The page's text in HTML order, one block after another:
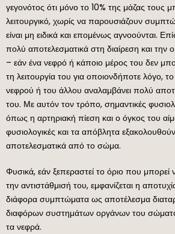
γεγονότος ότι μόνο το 10% της μάζας τους
λειτουργικό, χωρίς να παρουσιάζουν
είναι μη ειδικά και επομένως αγνοούνται.
πολύ αποτελεσματικά στη διαίρεση και την
– εάν ένα νεφρό ή κάποιο μέρος του δεν
τη λειτουργία του για οποιονδήποτε λόγο,
νεφρού ή του άλλου αναλαμβάνει πολύ
του. Με αυτόν τον τρόπο, σημαντικές
όπως η αρτηριακή πίεση και ο όγκος του
φυσιολογικές και τα απόβλητα
αποτελεσματικά από το σώμα.
Φυσικά, εάν ξεπεραστεί το όριο που μπορεί
την αντιστάθμισή του, εμφανίζεται η
διάφορα συμπτώματα ως αποτέλεσμα
διαφόρων συστημάτων οργάνων του
τα νεφρά.